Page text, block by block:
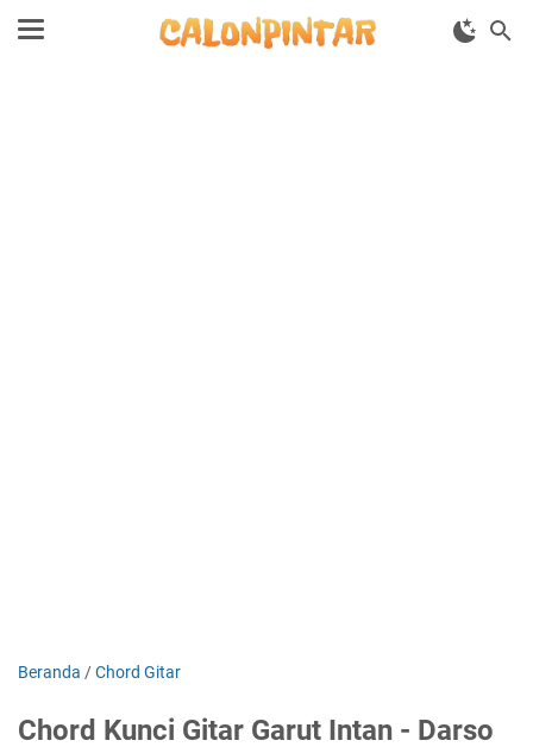
Beranda /Chord Gitar
Chord Kunci Gitar Garut Intan - Darso